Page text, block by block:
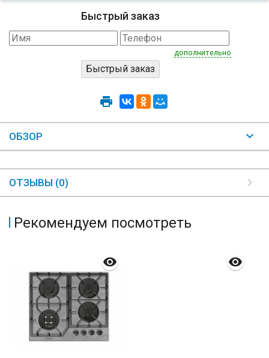
Быстрый заказ
дополнительно
ОБЗОР
ОТЗЫВЫ (0)
Рекомендуем посмотреть